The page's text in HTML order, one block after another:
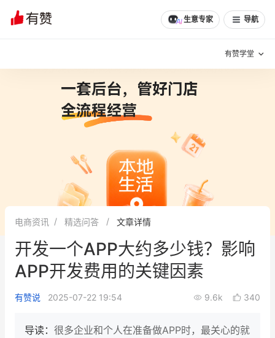
生意专家 导航
有赞学堂
增长方法
有赞专家说
新零售最佳实践
面对面聊增长
新零售茶会
文章 问诊 分享
电商资讯 精选问答 文章详情
开发一个APP大约多少钱？影响
APP开发费用的关键因素
有赞说 2025-07-22 19:54 9.6k 340
导读： 很多企业和个人在准备做APP时，最关心的就